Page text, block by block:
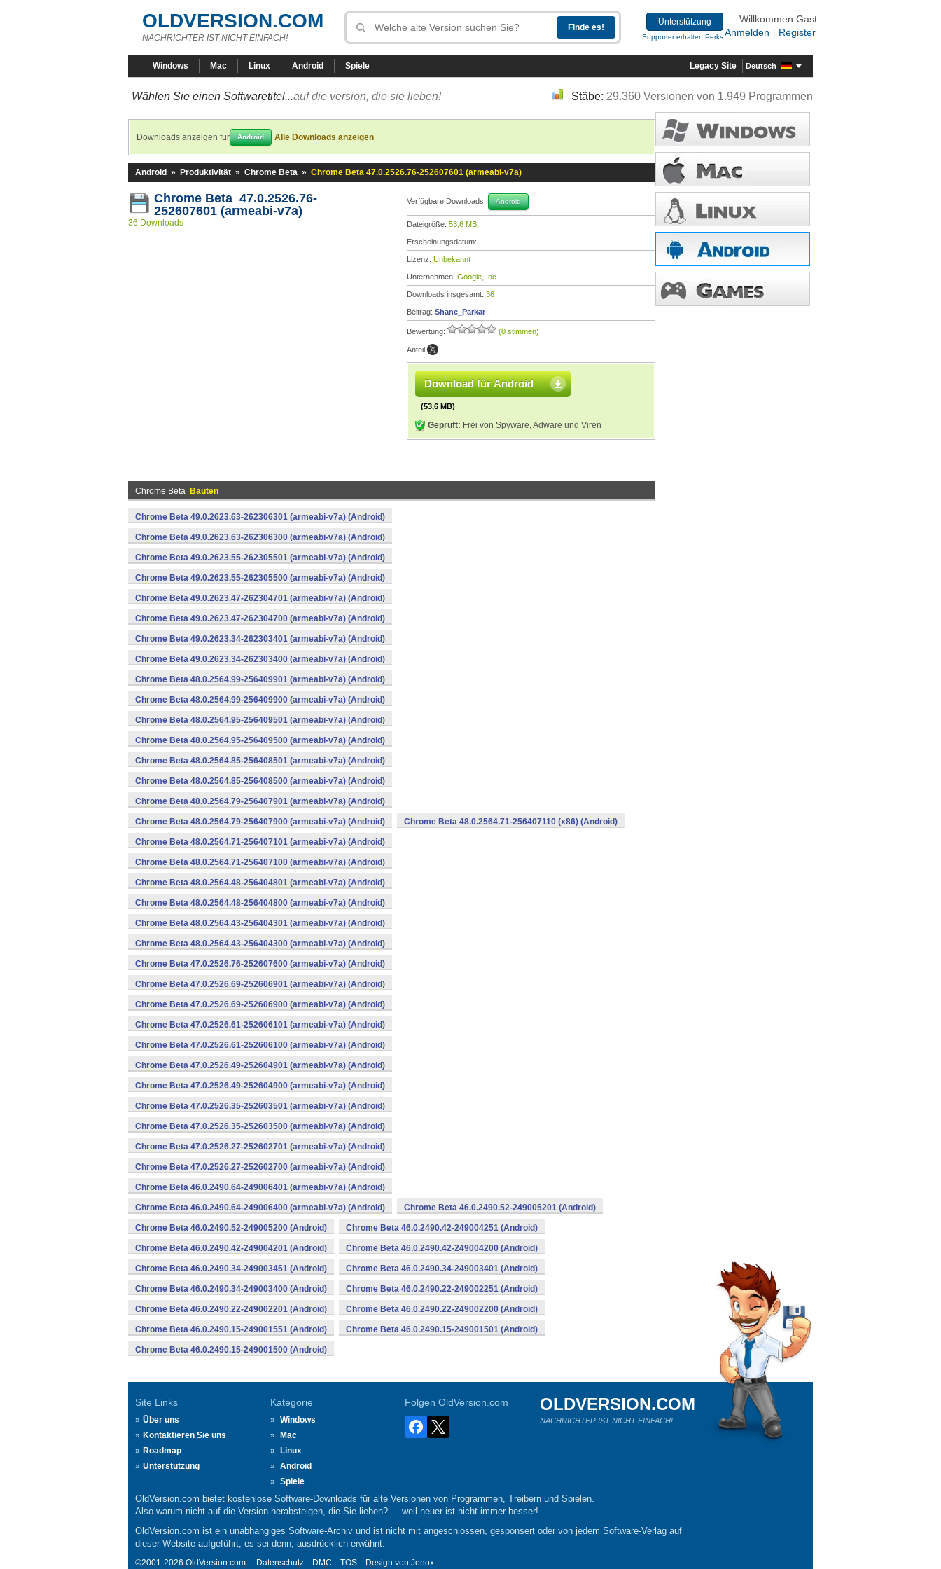
OLDVERSION.COM
NACHRICHTER IST NICHT EINFACH!
Unterstützung
Supporter erhalten Perks
Willkommen Gast
Anmelden
Register
Windows Mac Linux Android Spiele Legacy Site Deutsch
Wählen Sie einen Softwaretitel...auf die version, die sie lieben! Stäbe: 29.360 Versionen von 1.949 Programmen
Downloads anzeigen für Android Alle Downloads anzeigen
Android » Produktivität » Chrome Beta » Chrome Beta 47.0.2526.76-252607601 (armeabi-v7a)
Chrome Beta 47.0.2526.76-
252607601 (armeabi-v7a)
36 Downloads
Verfügbare Downloads: Android
Dateigröße: 53,6 MB
Erscheinungsdatum:
Lizenz: Unbekannt
Unternehmen: Google, Inc.
Downloads insgesamt: 36
Beitrag: Shane_Parkar
Bewertung: (0 stimmen)
Anteil:
Download für Android
(53,6 MB)
Geprüft: Frei von Spyware, Adware und Viren
Chrome Beta Bauten
Chrome Beta 49.0.2623.63-262306301 (armeabi-v7a) (Android)
Chrome Beta 49.0.2623.63-262306300 (armeabi-v7a) (Android)
Chrome Beta 49.0.2623.55-262305501 (armeabi-v7a) (Android)
Chrome Beta 49.0.2623.55-262305500 (armeabi-v7a) (Android)
Chrome Beta 49.0.2623.47-262304701 (armeabi-v7a) (Android)
Chrome Beta 49.0.2623.47-262304700 (armeabi-v7a) (Android)
Chrome Beta 49.0.2623.34-262303401 (armeabi-v7a) (Android)
Chrome Beta 49.0.2623.34-262303400 (armeabi-v7a) (Android)
Chrome Beta 48.0.2564.99-256409901 (armeabi-v7a) (Android)
Chrome Beta 48.0.2564.99-256409900 (armeabi-v7a) (Android)
Chrome Beta 48.0.2564.95-256409501 (armeabi-v7a) (Android)
Chrome Beta 48.0.2564.95-256409500 (armeabi-v7a) (Android)
Chrome Beta 48.0.2564.85-256408501 (armeabi-v7a) (Android)
Chrome Beta 48.0.2564.85-256408500 (armeabi-v7a) (Android)
Chrome Beta 48.0.2564.79-256407901 (armeabi-v7a) (Android)
Chrome Beta 48.0.2564.79-256407900 (armeabi-v7a) (Android) Chrome Beta 48.0.2564.71-256407110 (x86) (Android)
Chrome Beta 48.0.2564.71-256407101 (armeabi-v7a) (Android)
Chrome Beta 48.0.2564.71-256407100 (armeabi-v7a) (Android)
Chrome Beta 48.0.2564.48-256404801 (armeabi-v7a) (Android)
Chrome Beta 48.0.2564.48-256404800 (armeabi-v7a) (Android)
Chrome Beta 48.0.2564.43-256404301 (armeabi-v7a) (Android)
Chrome Beta 48.0.2564.43-256404300 (armeabi-v7a) (Android)
Chrome Beta 47.0.2526.76-252607600 (armeabi-v7a) (Android)
Chrome Beta 47.0.2526.69-252606901 (armeabi-v7a) (Android)
Chrome Beta 47.0.2526.69-252606900 (armeabi-v7a) (Android)
Chrome Beta 47.0.2526.61-252606101 (armeabi-v7a) (Android)
Chrome Beta 47.0.2526.61-252606100 (armeabi-v7a) (Android)
Chrome Beta 47.0.2526.49-252604901 (armeabi-v7a) (Android)
Chrome Beta 47.0.2526.49-252604900 (armeabi-v7a) (Android)
Chrome Beta 47.0.2526.35-252603501 (armeabi-v7a) (Android)
Chrome Beta 47.0.2526.35-252603500 (armeabi-v7a) (Android)
Chrome Beta 47.0.2526.27-252602701 (armeabi-v7a) (Android)
Chrome Beta 47.0.2526.27-252602700 (armeabi-v7a) (Android)
Chrome Beta 46.0.2490.64-249006401 (armeabi-v7a) (Android)
Chrome Beta 46.0.2490.64-249006400 (armeabi-v7a) (Android) Chrome Beta 46.0.2490.52-249005201 (Android)
Chrome Beta 46.0.2490.52-249005200 (Android) Chrome Beta 46.0.2490.42-249004251 (Android)
Chrome Beta 46.0.2490.42-249004201 (Android) Chrome Beta 46.0.2490.42-249004200 (Android)
Chrome Beta 46.0.2490.34-249003451 (Android) Chrome Beta 46.0.2490.34-249003401 (Android)
Chrome Beta 46.0.2490.34-249003400 (Android) Chrome Beta 46.0.2490.22-249002251 (Android)
Chrome Beta 46.0.2490.22-249002201 (Android) Chrome Beta 46.0.2490.22-249002200 (Android)
Chrome Beta 46.0.2490.15-249001551 (Android) Chrome Beta 46.0.2490.15-249001501 (Android)
Chrome Beta 46.0.2490.15-249001500 (Android)
Site Links
Über uns
Kontaktieren Sie uns
Roadmap
Unterstützung
Kategorie
Windows
Mac
Linux
Android
Spiele
Folgen OldVersion.com OLDVERSION.COM
NACHRICHTER IST NICHT EINFACH!
OldVersion.com bietet kostenlose Software-Downloads für alte Versionen von Programmen, Treibern und Spielen.
Also warum nicht auf die Version herabsteigen, die Sie lieben?.... weil neuer ist nicht immer besser!
OldVersion.com ist ein unabhängiges Software-Archiv und ist nicht mit angeschlossen, gesponsert oder von jedem Software-Verlag auf
dieser Website aufgeführt, es sei denn, ausdrücklich erwähnt.
©2001-2026 OldVersion.com. Datenschutz DMC TOS Design von Jenox